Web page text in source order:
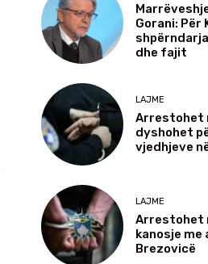
Gorani:
dhe fajit
LAJME
Arrestohet
dyshohet
vjedhjeve
LAJME
Arrestohet
kanosje me
Brezovicë